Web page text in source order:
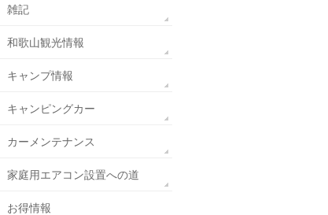
雑記
和歌山観光情報
キャンプ情報
キャンピングカー
カーメンテナンス
家庭用エアコン設置への道
お得情報